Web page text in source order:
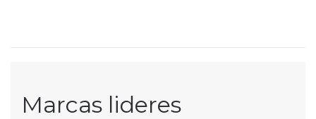
Marcas lideres